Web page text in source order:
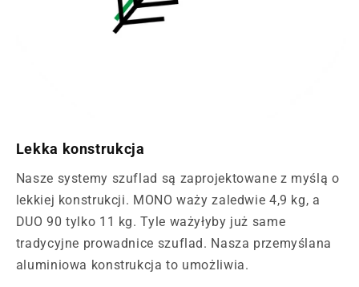
Lekka konstrukcja
Nasze systemy szuflad są zaprojektowane z myślą o
lekkiej konstrukcji. MONO waży zaledwie 4,9 kg, a
DUO 90 tylko 11 kg. Tyle ważyłyby już same
tradycyjne prowadnice szuflad. Nasza przemyślana
aluminiowa konstrukcja to umożliwia.